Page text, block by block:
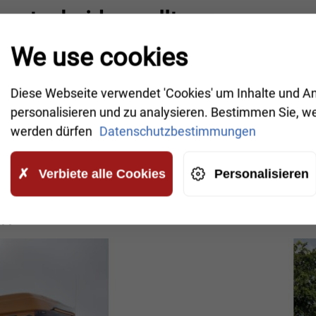
sollten:
– bei jedem Wetter
Fahrzeugtypen ausgerüstet
im Nachhinein
, auf den NationalstraßenS11 und E30und in
in Ostrów und ganz
Lkw-Fahrer, Speditionen und Logistikunternehmen.
Ihnen eine nahegelegene Werkstatt.
ist in
We use cookies
Diese Webseite verwendet 'Cookies' um Inhalte und
personalisieren und zu analysieren. Bestimmen Sie,
werden dürfen Datenschutzbestimmungen
Verbiete alle Cookies Personalisieren